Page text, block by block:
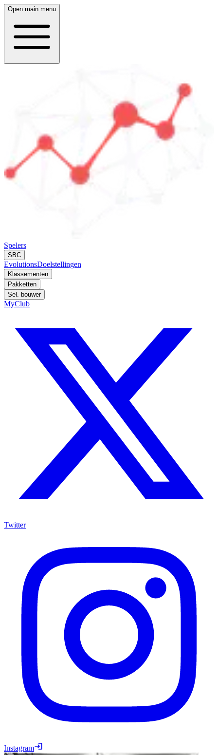
Open main menu
Spelers
SBC
EvolutionsDoelstellingen
Klassementen
Pakketten
Sel. bouwer
MyClub
Twitter
Instagram